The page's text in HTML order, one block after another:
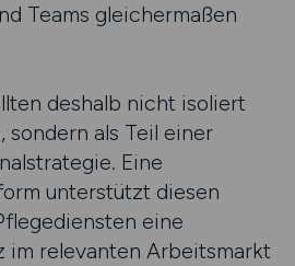
Teams gleichermaßen
deshalb nicht isoliert
als Teil einer
Eine
unterstützt diesen
eine
im relevanten Arbeitsmarkt